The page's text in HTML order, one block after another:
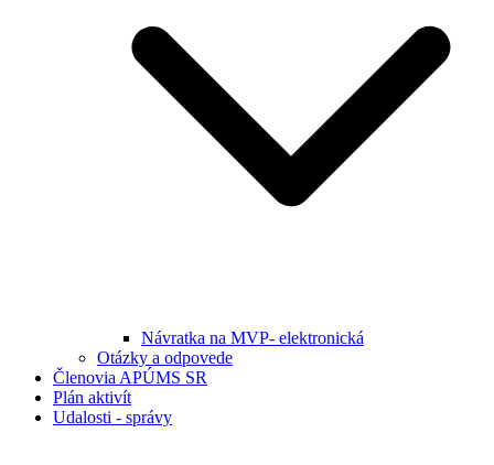
Návratka na MVP- elektronická
Otázky a odpovede
Členovia APÚMS SR
Plán aktivít
Udalosti - správy